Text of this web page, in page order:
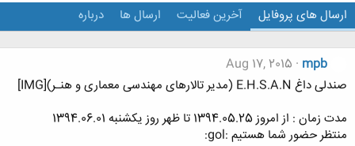
ارسال های پروفایل آخرین فعالیت ارسال ها درباره
mpb
Aug 17, 2015
صندلی داغ E.H.S.A.N (مدیر تالارهای مهندسی معماری و هنـر)[IMG]
مدت زمان : از امروز 1394.05.25 تا ظهر روز یکشنبه 1394.06.01
منتظر حضور شما هستیم :gol: